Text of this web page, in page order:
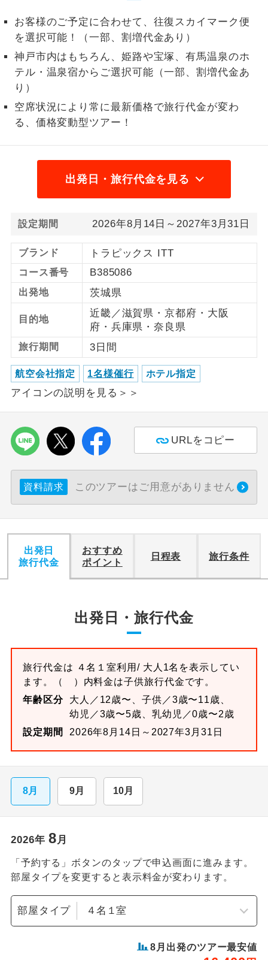
お客様のご予定に合わせて、往復スカイマーク便
を選択可能！（一部、割増代金あり）
神戸市内はもちろん、姫路や宝塚、有馬温泉のホ
テル・温泉宿からご選択可能（一部、割増代金あ
り）
空席状況により常に最新価格で旅行代金が変わ
る、価格変動型ツアー！
出発日・旅行代金を見る
設定期間 2026年8月14日～2027年3月31日
ブランド トラピックス ITT
コース番号 B385086
出発地 茨城県
目的地
近畿／滋賀県・京都府・大阪
府・兵庫県・奈良県
旅行期間 3日間
航空会社指定 1名様催行 ホテル指定
アイコンの説明を見る＞＞
URLをコピー
資料請求 このツアーはご用意がありません
出発日
旅行代金
おすすめ
ポイント
日程表 旅行条件
出発日・旅行代金
旅行代金は ４名１室利用/ 大人1名を表示してい
ます。
（ ）内料金は子供旅行代金です。
年齢区分
大人／12歳〜、子供／3歳〜11歳、
幼児／3歳〜5歳、乳幼児／0歳〜2歳
設定期間
2026年8月14日～2027年3月31日
8月 9月 10月
2026年 8月
「予約する」ボタンのタップで申込画面に進みます。
部屋タイプを変更すると表示料金が変わります。
部屋タイプ
8 月出発のツアー最安値
1名様1室同代
金
1名様1室利用でも追加料金がかからない
コースです。
ご夫婦限定
ご夫婦限定でご参加いただけるコースで
す。
女性限定
女性限定でご参加いただけるコースで
年齢制限あり
航空会社指定
利用航空会社が指定なので、ご出発の計
ホテル指定
ご紹介するホテルを指定したコースで
す。
おひとり様バ
ス2席利用
おひとり様でバス席を2席利⽤できま
す。